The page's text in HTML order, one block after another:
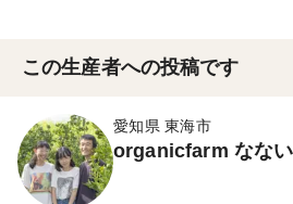
この生産者への投稿です
愛知県 東海市
organicfarm なな